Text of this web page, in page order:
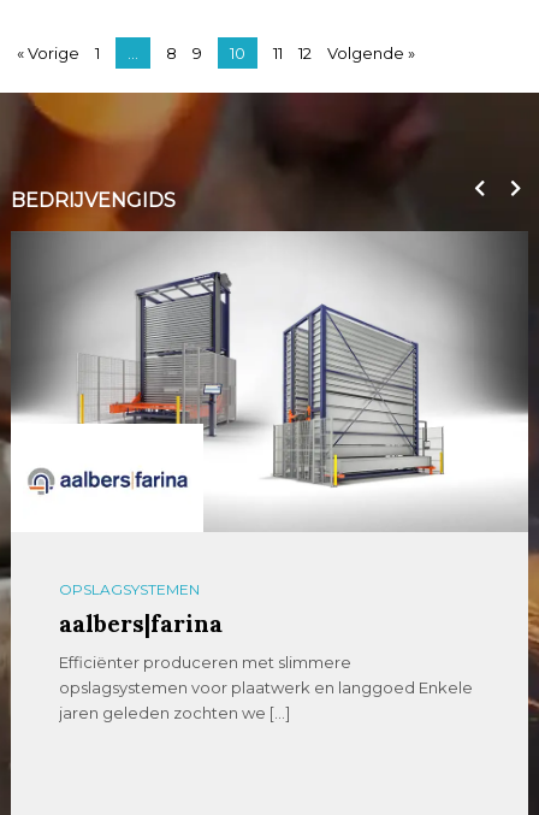
« Vorige 1 … 8 9 10 11 12 Volgende »
BEDRIJVENGIDS
OPSLAGSYSTEMEN
aalbers|farina
Efficiënter produceren met slimmere
opslagsystemen voor plaatwerk en langgoed Enkele
jaren geleden zochten we […]